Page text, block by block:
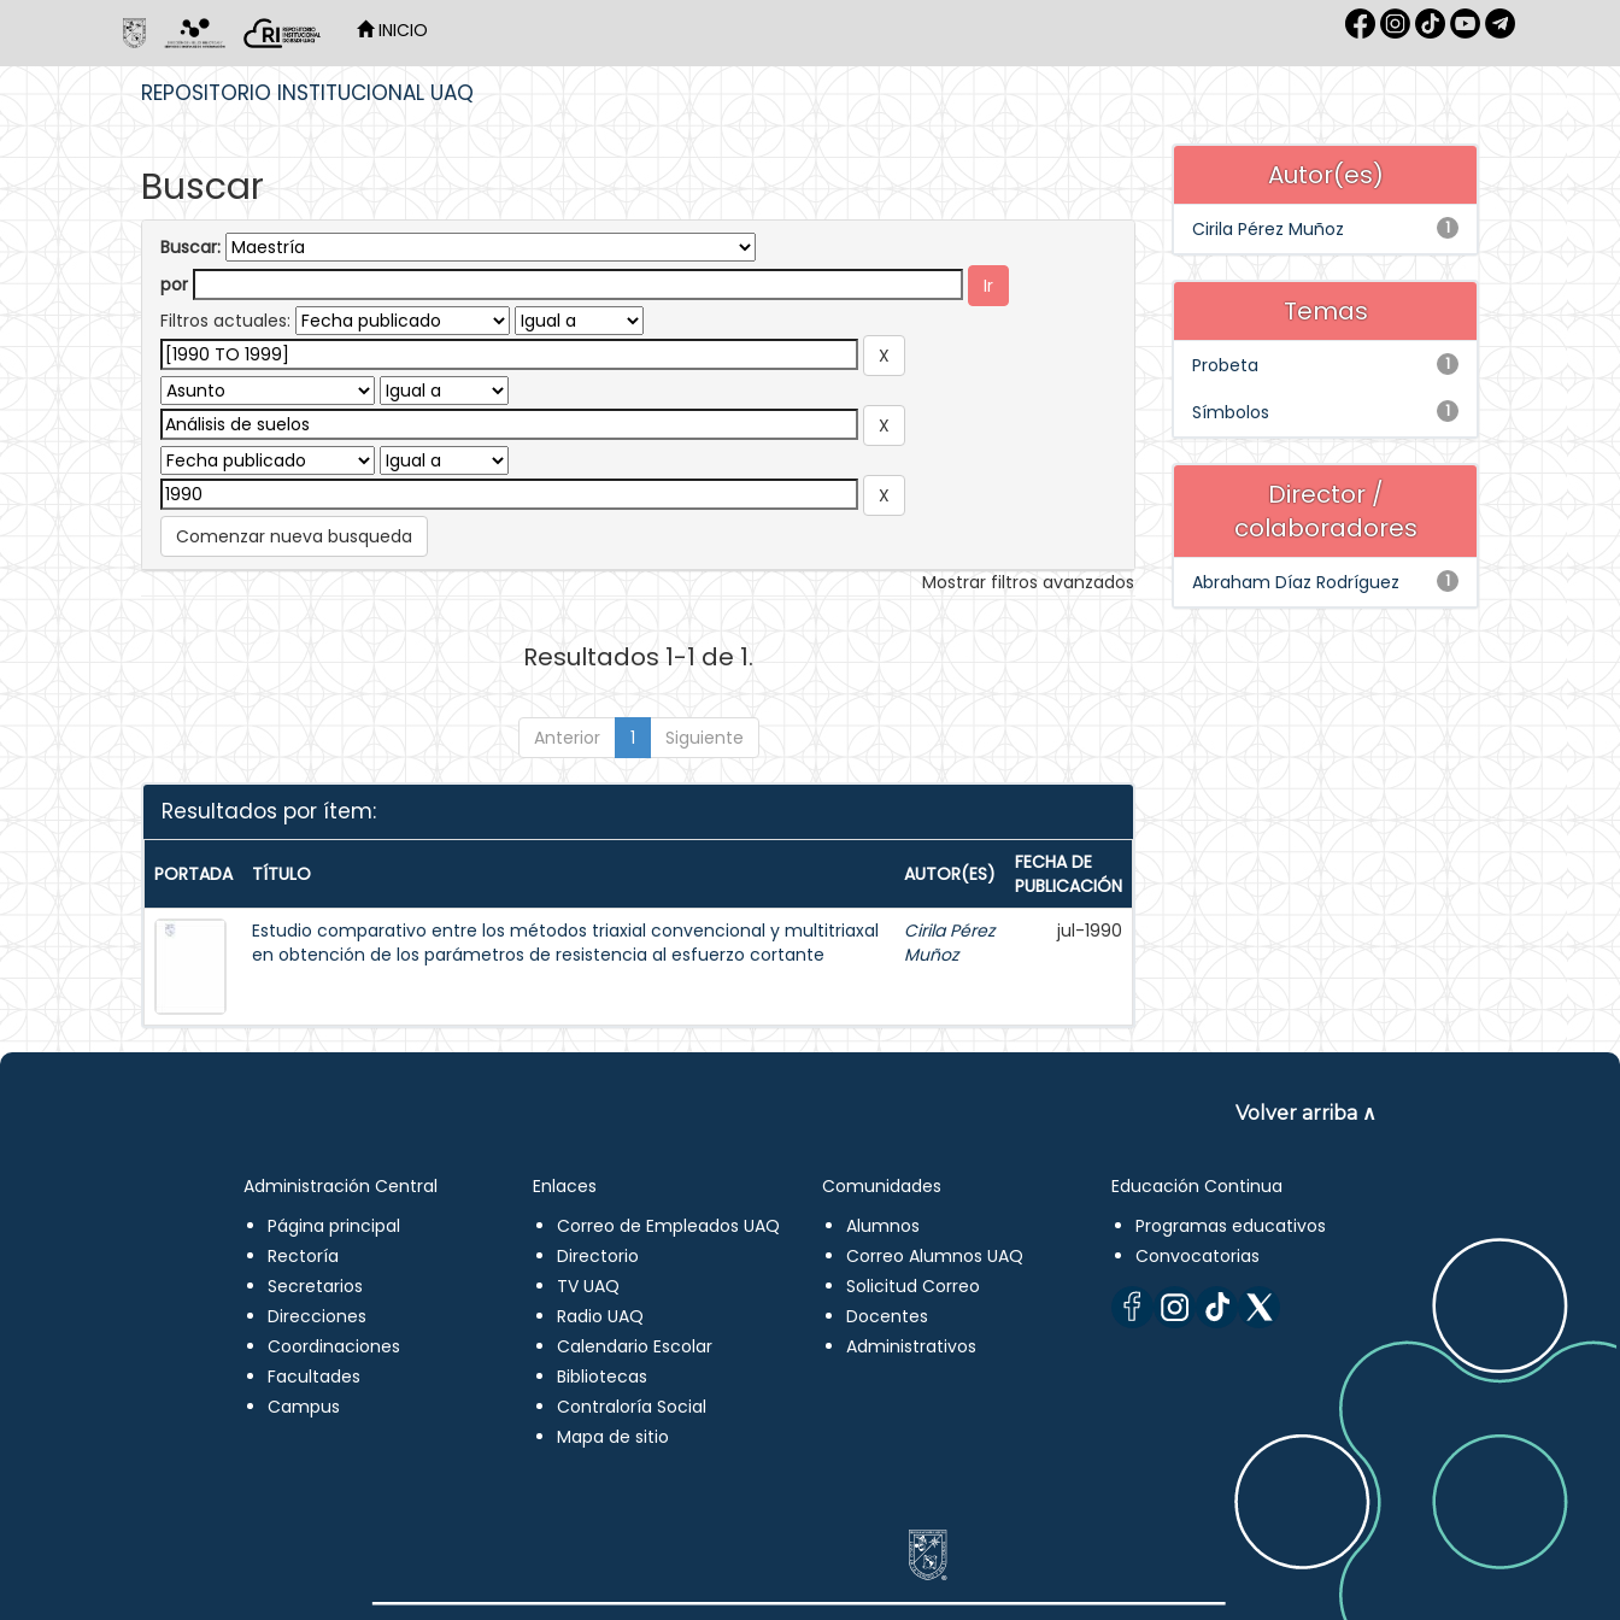
INICIO
REPOSITORIO INSTITUCIONAL UAQ
Buscar
Buscar:
por
Filtros actuales:
Comenzar nueva busqueda
Mostrar filtros avanzados
Resultados 1-1 de 1.
Anterior 1 Siguiente
Resultados por ítem:
PORTADA TÍTULO AUTOR(ES)
FECHA DE
PUBLICACIÓN
Estudio comparativo entre los métodos triaxial convencional y multitriaxal
en obtención de los parámetros de resistencia al esfuerzo cortante
Cirila Pérez
Muñoz
jul-1990
Autor(es)
1
Cirila Pérez Muñoz
Temas
1
Probeta
1
Símbolos
Director /
colaboradores
1
Abraham Díaz Rodríguez
Volver arriba ∧
Administración Central
Página principal
Rectoría
Secretarios
Direcciones
Coordinaciones
Facultades
Campus
Enlaces
Correo de Empleados UAQ
Directorio
TV UAQ
Radio UAQ
Calendario Escolar
Bibliotecas
Contraloría Social
Mapa de sitio
Comunidades
Alumnos
Correo Alumnos UAQ
Solicitud Correo
Docentes
Administrativos
Educación Continua
Programas educativos
Convocatorias